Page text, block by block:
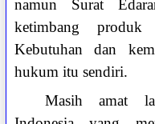
namun Surat
ketimbang
Kebutuhan dan
hukum itu sendiri.
Masih amat